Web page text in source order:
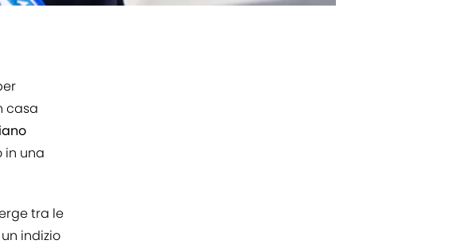
casa
in una
tra le
indizio